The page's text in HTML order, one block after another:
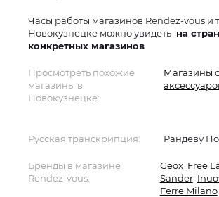
Часы работы магазинов Rendez-vous и
Новокузнецке можно увидеть на
конкретных магазинов
Просмотреть похожие
магазины в
Новокузнецке:
Магазины
Русская транскрипция: Рандеву
Бренды в магазине
Rendez-vous:
Geox Free
Sander
Ferre Milano